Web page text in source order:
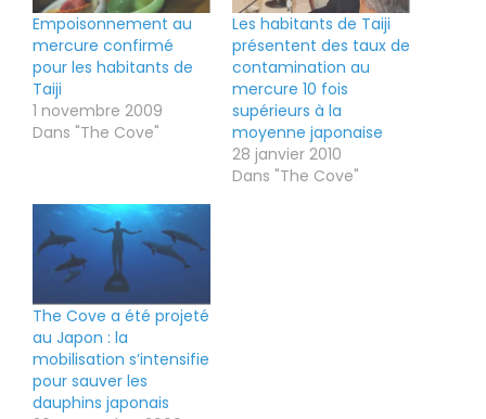
Empoisonnement au
mercure confirmé
pour les habitants de
Taiji
1 novembre 2009
Dans "The Cove"
Les habitants de Taiji
présentent des taux de
contamination au
mercure 10 fois
supérieurs à la
moyenne japonaise
28 janvier 2010
Dans "The Cove"
The Cove a été projeté
au Japon : la
mobilisation s’intensifie
pour sauver les
dauphins japonais